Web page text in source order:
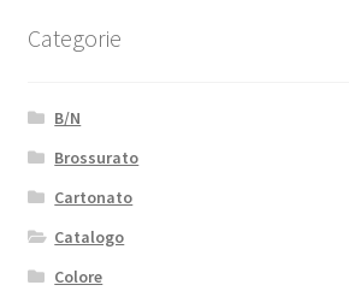
Categorie
B/N
Brossurato
Cartonato
Catalogo
Colore